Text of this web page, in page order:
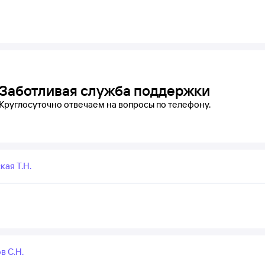
служба поддержки
Круглосуточно отвечаем на вопросы по телефону.
Т.Н.
С.Н.